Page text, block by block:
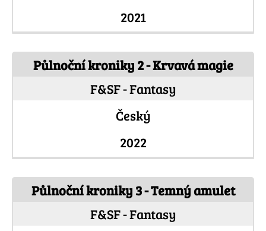
2021
Půlnoční kroniky 2 - Krvavá magie
F&SF - Fantasy
Český
2022
Půlnoční kroniky 3 - Temný amulet
F&SF - Fantasy